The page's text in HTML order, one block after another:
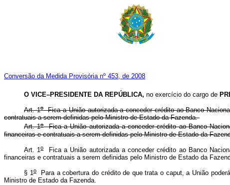
Conversão da Medida Provisória nº 453, de 2008
O VICE–PRESIDENTE DA REPÚBLICA, no exercício do cargo de
Art. 1oFica a União autorizada a conceder crédito ao Banco
contratuais a serem definidas pelo Ministro de Estado da Fazenda.
Art. 1oFica a União autorizada a conceder crédito ao Banco
financeiras e contratuais a serem definidas pelo Ministro de
Art. 1oFica a União autorizada a conceder crédito ao Banco
financeiras e contratuais a serem definidas pelo Ministro de Estado
§ 1oPara a cobertura do crédito de que trata o caput, a União
Ministro de Estado da Fazenda.